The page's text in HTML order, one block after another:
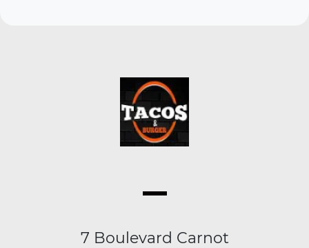
7 Boulevard Carnot